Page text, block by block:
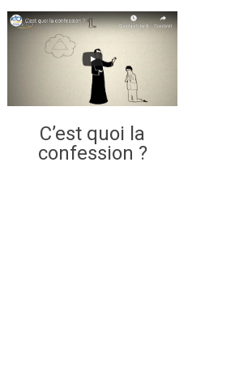
C’est quoi la
confession ?